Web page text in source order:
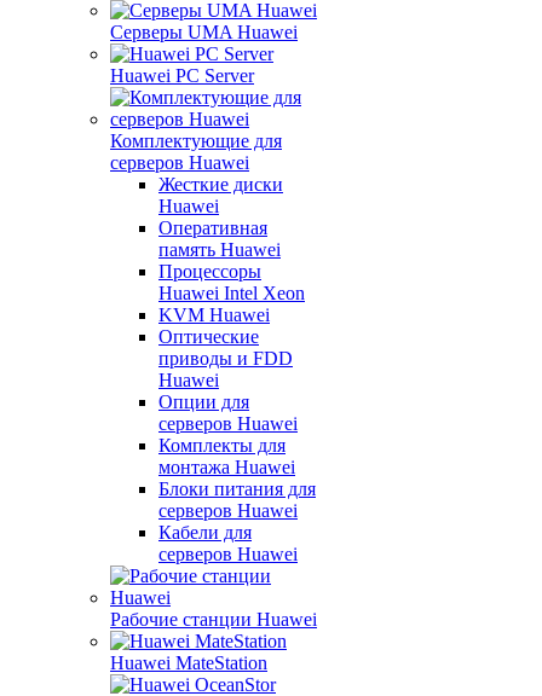
Серверы UMA Huawei
Huawei PC Server
Комплектующие для
серверов Huawei
Жесткие диски
Huawei
Оперативная
память Huawei
Процессоры
Huawei Intel Xeon
KVM Huawei
Оптические
приводы и FDD
Huawei
Опции для
серверов Huawei
Комплекты для
монтажа Huawei
Блоки питания для
серверов Huawei
Кабели для
серверов Huawei
Рабочие станции Huawei
Huawei MateStation